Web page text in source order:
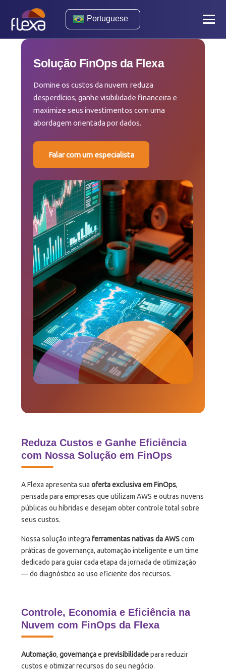
Portuguese
Solução FinOps da Flexa
Domine os custos da nuvem: reduza
desperdícios, ganhe visibilidade financeira e
maximize seus investimentos com uma
abordagem orientada por dados.
Falar com um especialista
Reduza Custos e Ganhe Eficiência
com Nossa Solução em FinOps
A Flexa apresenta suaoferta exclusiva em FinOps,
pensada para empresas que utilizam AWS e outras nuvens
públicas ou híbridas e desejam obter controle total sobre
seus custos.
Nossa solução integraferramentas nativas da AWScom
práticas de governança, automação inteligente e um time
dedicado para guiar cada etapa da jornada de otimização
— do diagnóstico ao uso eficiente dos recursos.
Controle, Economia e Eficiência na
Nuvem com FinOps da Flexa
Automação,governançaeprevisibilidadepara reduzir
custos e otimizar recursos do seu negócio.